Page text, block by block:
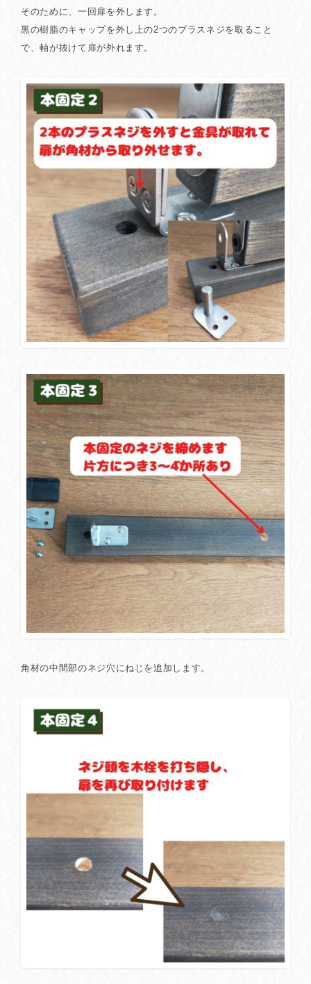
そのために、一回扉を外します。
黒の樹脂のキャップを外し上の2つのプラスネジを取ること
で、軸が抜けて扉が外れます。
角材の中間部のネジ穴にねじを追加します。